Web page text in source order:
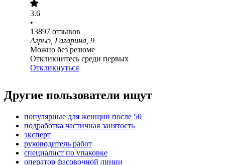
3.6
•
13897 отзывов
Агрыз, Гагарина, 9
Можно без резюме
Откликнитесь среди первых
Откликнуться
Другие пользователи ищут
популярные для женщин после 50
подработка частичная занятость
эксперт
руководитель работ
специалист по упаковке
оператор фасовочной линии